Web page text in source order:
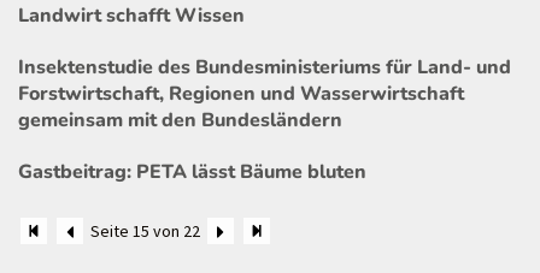
Landwirt schafft Wissen
Insektenstudie des Bundesministeriums für Land- und
Forstwirtschaft, Regionen und Wasserwirtschaft
gemeinsam mit den Bundesländern
Gastbeitrag: PETA lässt Bäume bluten
Seite 15 von 22